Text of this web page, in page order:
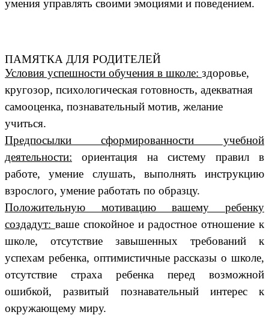
умения управлять своими эмоциями и поведением.
ПАМЯТКА ДЛЯ РОДИТЕЛЕЙ
Условия успешности обучения в школе: здоровье,
кругозор, психологическая готовность, адекватная
самооценка, познавательный мотив, желание
учиться.
Предпосылки сформированности учебной
деятельности: ориентация на систему правил в
работе, умение слушать, выполнять инструкцию
взрослого, умение работать по образцу.
Положительную мотивацию вашему ребенку
создадут: ваше спокойное и радостное отношение к
школе, отсутствие завышенных требований к
успехам ребенка, оптимистичные рассказы о школе,
отсутствие страха ребенка перед возможной
ошибкой, развитый познавательный интерес к
окружающему миру.